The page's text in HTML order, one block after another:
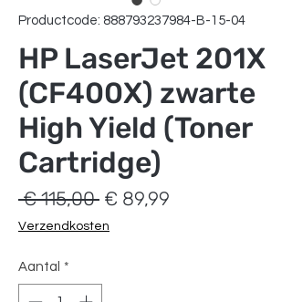
Productcode: 888793237984-B-15-04
HP LaserJet 201X
(CF400X) zwarte
High Yield (Toner
Cartridge)
€ 115,00 Normale
prijs
€ 89,99
Verzendkosten
Aantal *